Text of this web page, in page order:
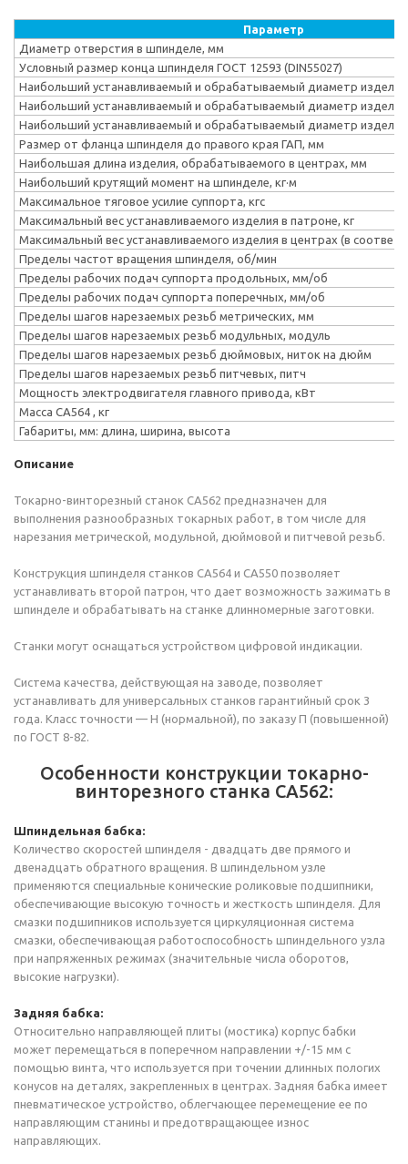
Параметр
Диаметр отверстия в шпинделе, мм
Условный размер конца шпинделя ГОСТ 12593 (DIN55027)
Наибольший устанавливаемый и обрабатываемый диаметр
Наибольший устанавливаемый и обрабатываемый диаметр
Наибольший устанавливаемый и обрабатываемый диаметр
Размер от фланца шпинделя до правого края ГАП, мм
Наибольшая длина изделия, обрабатываемого в центрах, мм
Наибольший крутящий момент на шпинделе, кг·м
Максимальное тяговое усилие суппорта, кгс
Максимальный вес устанавливаемого изделия в патроне, кг
Максимальный вес устанавливаемого изделия в центрах (в
Пределы частот вращения шпинделя, об/мин
Пределы рабочих подач суппорта продольных, мм/об
Пределы рабочих подач суппорта поперечных, мм/об
Пределы шагов нарезаемых резьб метрических, мм
Пределы шагов нарезаемых резьб модульных, модуль
Пределы шагов нарезаемых резьб дюймовых, ниток на дюйм
Пределы шагов нарезаемых резьб питчевых, питч
Мощность электродвигателя главного привода, кВт
Масса СА564 , кг
Габариты, мм: длина, ширина, высота
Описание
Токарно-винторезный станок СА562 предназначен для
выполнения разнообразных токарных работ, в том числе для
нарезания метрической, модульной, дюймовой и питчевой резьб.
Конструкция шпинделя станков СА564 и СА550 позволяет
устанавливать второй патрон, что дает возможность зажимать в
шпинделе и обрабатывать на станке длинномерные заготовки.
Станки могут оснащаться устройством цифровой индикации.
Система качества, действующая на заводе, позволяет
устанавливать для универсальных станков гарантийный срок 3
года. Класс точности — Н (нормальной), по заказу П (повышенной)
по ГОСТ 8-82.
Особенности конструкции токарно-
винторезного станка СА562:
Шпиндельная бабка:
Количество скоростей шпинделя - двадцать две прямого и
двенадцать обратного вращения. В шпиндельном узле
применяются специальные конические роликовые подшипники,
обеспечивающие высокую точность и жесткость шпинделя. Для
смазки подшипников используется циркуляционная система
смазки, обеспечивающая работоспособность шпиндельного узла
при напряженных режимах (значительные числа оборотов,
высокие нагрузки).
Задняя бабка:
Относительно направляющей плиты (мостика) корпус бабки
может перемещаться в поперечном направлении +/-15 мм с
помощью винта, что используется при точении длинных пологих
конусов на деталях, закрепленных в центрах. Задняя бабка имеет
пневматическое устройство, облегчающее перемещение ее по
направляющим станины и предотвращающее износ
направляющих.